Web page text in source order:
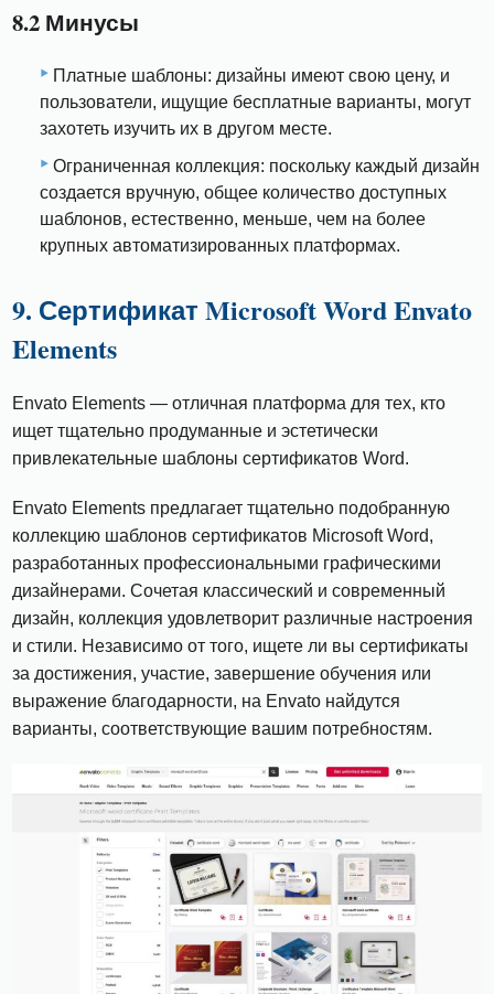
8.2 Минусы
Платные шаблоны: дизайны имеют свою цену, и
пользователи, ищущие бесплатные варианты, могут
захотеть изучить их в другом месте.
Ограниченная коллекция: поскольку каждый дизайн
создается вручную, общее количество доступных
шаблонов, естественно, меньше, чем на более
крупных автоматизированных платформах.
9. Сертификат Microsoft Word Envato
Elements
Envato Elements — отличная платформа для тех, кто
ищет тщательно продуманные и эстетически
привлекательные шаблоны сертификатов Word.
Envato Elements предлагает тщательно подобранную
коллекцию шаблонов сертификатов Microsoft Word,
разработанных профессиональными графическими
дизайнерами. Сочетая классический и современный
дизайн, коллекция удовлетворит различные настроения
и стили. Независимо от того, ищете ли вы сертификаты
за достижения, участие, завершение обучения или
выражение благодарности, на Envato найдутся
варианты, соответствующие вашим потребностям.